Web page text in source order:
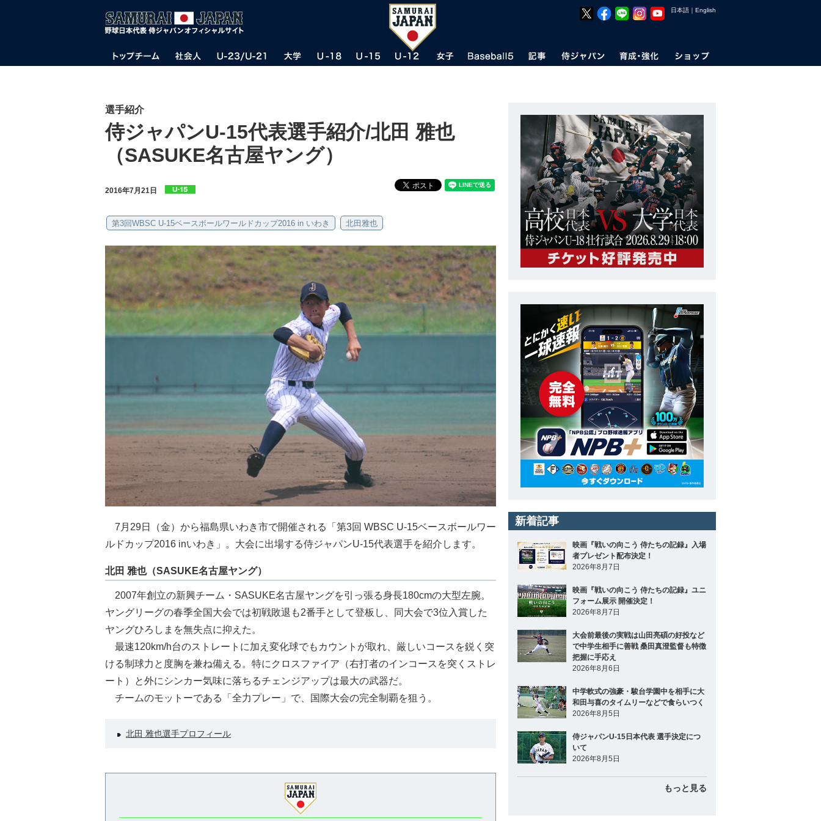
日本語 ｜ English
選手紹介
侍ジャパンU-15代表選手紹介/北田 雅也
（SASUKE名古屋ヤング）
2016年7月21日
第3回WBSC U-15ベースボールワールドカップ2016 in いわき 北田雅也
7月29日（金）から福島県いわき市で開催される「第3回 WBSC U-15ベースボールワー
ルドカップ2016 inいわき」。大会に出場する侍ジャパンU-15代表選手を紹介します。
北田 雅也（SASUKE名古屋ヤング）
2007年創立の新興チーム・SASUKE名古屋ヤングを引っ張る身長180cmの大型左腕。
ヤングリーグの春季全国大会では初戦敗退も2番手として登板し、同大会で3位入賞した
ヤングひろしまを無失点に抑えた。
最速120km/h台のストレートに加え変化球でもカウントが取れ、厳しいコースを鋭く突
ける制球力と度胸を兼ね備える。特にクロスファイア（右打者のインコースを突くストレ
ート）と外にシンカー気味に落ちるチェンジアップは最大の武器だ。
チームのモットーである「全力プレー」で、国際大会の完全制覇を狙う。
北田 雅也選手プロフィール
新着記事
映画『戦いの向こう 侍たちの記録』入場
者プレゼント配布決定！
2026年8月7日
映画『戦いの向こう 侍たちの記録』ユニ
フォーム展示 開催決定！
2026年8月7日
大会前最後の実戦は山田亮碩の好投など
で中学生相手に善戦 桑田真澄監督も特徴
把握に手応え
2026年8月6日
中学軟式の強豪・駿台学園中を相手に大
和田与喜のタイムリーなどで食らいつく
2026年8月5日
侍ジャパンU-15日本代表 選手決定につ
いて
2026年8月5日
もっと見る